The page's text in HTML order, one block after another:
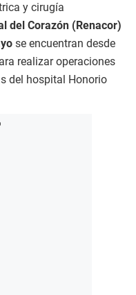
y cirugía
del Corazón (Renacor)
se encuentran desde
realizar operaciones
del hospital Honorio